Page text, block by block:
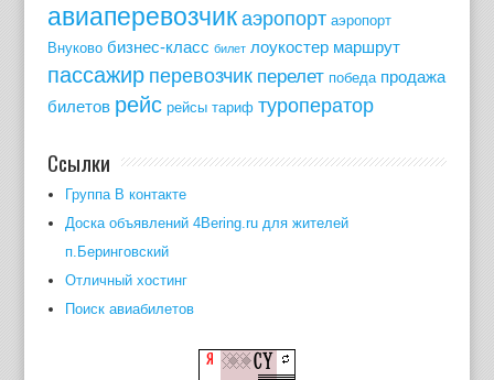
авиаперевозчик аэропорт аэропорт
Внуково бизнес-класс билет лоукостер маршрут
пассажир перевозчик перелет победа продажа
билетов рейс рейсы тариф туроператор
Ссылки
Группа В контакте
Доска объявлений 4Bering.ru для жителей
п.Беринговский
Отличный хостинг
Поиск авиабилетов